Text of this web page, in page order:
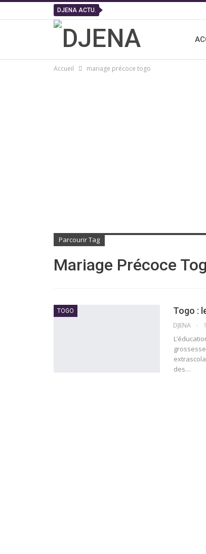
DJENA ACTU.
Accueil mariage précoce togo
Parcourir Tag
Mariage Précoce
TOGO Togo :
DJENA
des…